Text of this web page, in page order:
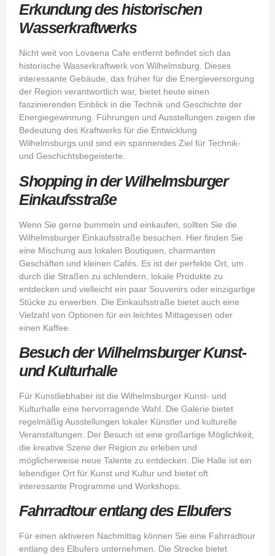
Erkundung des historischen
Wasserkraftwerks
Nicht weit von Lovaena Cafe entfernt befindet sich das
historische Wasserkraftwerk von Wilhelmsburg. Dieses
interessante Gebäude, das früher für die Energieversorgung
der Region verantwortlich war, bietet heute einen
faszinierenden Einblick in die Technik und Geschichte der
Energiegewinnung. Führungen und Ausstellungen zeigen die
Bedeutung des Kraftwerks für die Entwicklung
Wilhelmsburgs und sind ein spannendes Ziel für Technik-
und Geschichtsbegeisterte.
Shopping in der Wilhelmsburger
Einkaufsstraße
Wenn Sie gerne bummeln und einkaufen, sollten Sie die
Wilhelmsburger Einkaufsstraße besuchen. Hier finden Sie
eine Mischung aus lokalen Boutiquen, charmanten
Geschäften und kleinen Cafés. Es ist der perfekte Ort, um
durch die Straßen zu schlendern, lokale Produkte zu
entdecken und vielleicht ein paar Souvenirs oder einzigartige
Stücke zu erwerben. Die Einkaufsstraße bietet auch eine
Vielzahl von Optionen für ein leichtes Mittagessen oder
einen Kaffee.
Besuch der Wilhelmsburger Kunst-
und Kulturhalle
Für Kunstliebhaber ist die Wilhelmsburger Kunst- und
Kulturhalle eine hervorragende Wahl. Die Galerie bietet
regelmäßig Ausstellungen lokaler Künstler und kulturelle
Veranstaltungen. Der Besuch ist eine großartige Möglichkeit,
die kreative Szene der Region zu erleben und
möglicherweise neue Talente zu entdecken. Die Halle ist ein
lebendiger Ort für Kunst und Kultur und bietet oft
interessante Programme und Workshops.
Fahrradtour entlang des Elbufers
Für einen aktiveren Nachmittag können Sie eine Fahrradtour
entlang des Elbufers unternehmen. Die Strecke bietet